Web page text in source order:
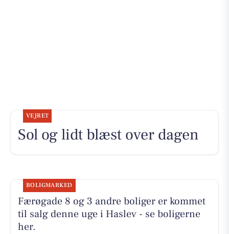
VEJRET
Sol og lidt blæst over dagen
BOLIGMARKED
Færøgade 8 og 3 andre boliger er kommet
til salg denne uge i Haslev - se boligerne
her.